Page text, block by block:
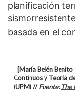
planificación
basada en el
[María Belén
Continuos y Teoría
(UPM) //Fuente:The